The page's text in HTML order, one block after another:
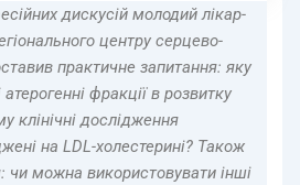
дискусій молодий лікар-
центру серцево-
практичне запитання: яку
атерогенні фракції в розвитку
клінічні дослідження
на LDL-холестерині? Також
чи можна використовувати інші